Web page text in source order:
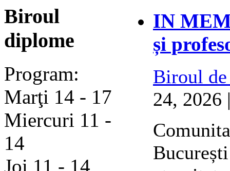
IN
și
Biroul
24, 2026
Biroul
diplome
Program:
Marţi 14 - 17
Miercuri 11 -
14
Joi 11 - 14